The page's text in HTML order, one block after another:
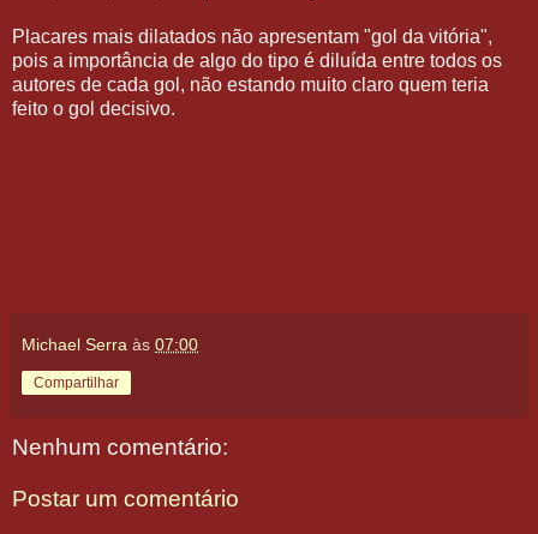
Placares mais dilatados não apresentam "gol da vitória",
pois a importância de algo do tipo é diluída entre todos os
autores de cada gol, não estando muito claro quem teria
feito o gol decisivo.
Michael Serra às 07:00
Compartilhar
Nenhum comentário:
Postar um comentário